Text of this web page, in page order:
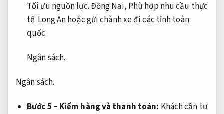
Tối ưu nguồn lực.Đồng Nai, Phù hợp nhu cầu thực
tế. Long An hoặc gửi chành xe đi các tỉnh toàn
quốc.
Ngân sách.
Ngân sách.
Bước 5 – Kiểm hàng và thanh toán: Khách cần tư